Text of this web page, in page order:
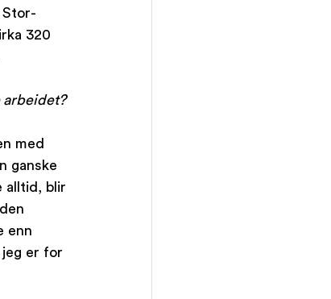
Stor-
320
arbeidet?
med
ganske
alltid, blir
enn
er for